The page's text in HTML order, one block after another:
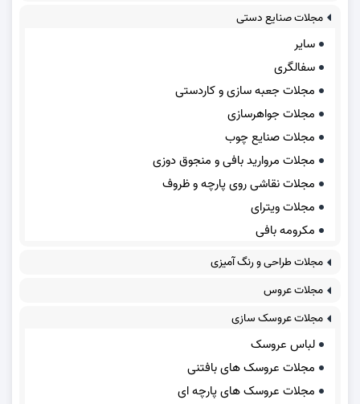
مجلات صنایع دستی
سایر
سفالگری
مجلات جعبه سازی و کاردستی
مجلات جواهرسازی
مجلات صنایع چوب
مجلات مروارید بافی و منجوق دوزی
مجلات نقاشی روی پارچه و ظروف
مجلات ویترای
مکرومه بافی
مجلات طراحی و رنگ آمیزی
مجلات عروس
مجلات عروسک سازی
لباس عروسک
مجلات عروسک های بافتنی
مجلات عروسک های پارچه ای